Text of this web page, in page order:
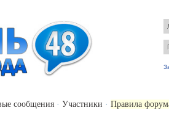
сообщения · Участники · Правила